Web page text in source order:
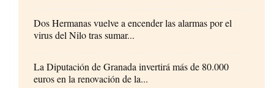
Dos Hermanas vuelve a encender las alarmas por el
virus del Nilo tras sumar...
La Diputación de Granada invertirá más de 80.000
euros en la renovación de la...